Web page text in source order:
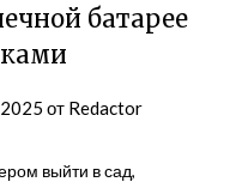
батарее
от Redactor
выйти в сад,